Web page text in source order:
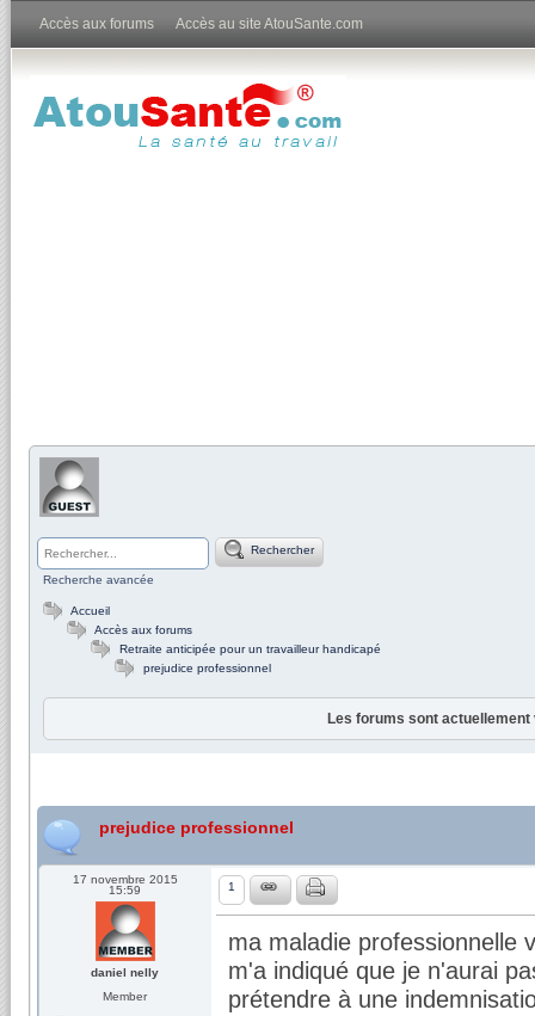
Accès aux forums Accès au site AtouSante.com
Rechercher
Recherche avancée
Accueil
Accès aux forums
Retraite anticipée pour un travailleur handicapé
prejudice professionnel
Les forums sont
prejudice professionnel
17 novembre 2015
15:59
daniel nelly
Member
1
ma maladie professionnelle
m'a indiqué que je n'aurai
prétendre à une